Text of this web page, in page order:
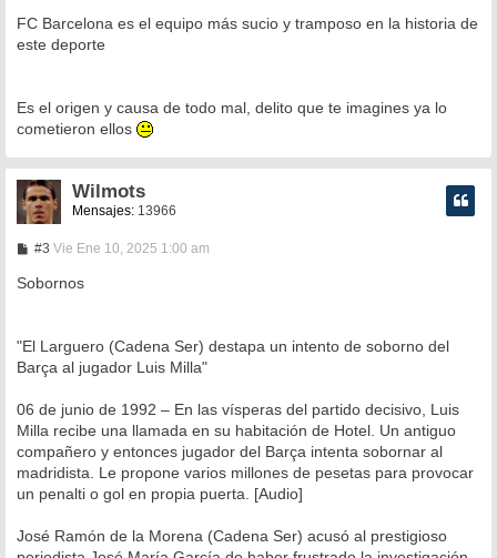
n
a
FC Barcelona es el equipo más sucio y tramposo en la historia de
este deporte
Es el origen y causa de todo mal, delito que te imagines ya lo
cometieron ellos
Wilmots
Mensajes: 13966
#3M
n
e
Vie Ene 10, 2025 1:00 am
Sobornos
"El Larguero (Cadena Ser) destapa un intento de soborno del
Barça al jugador Luis Milla"
06 de junio de 1992 – En las vísperas del partido decisivo, Luis
Milla recibe una llamada en su habitación de Hotel. Un antiguo
compañero y entonces jugador del Barça intenta sobornar al
madridista. Le propone varios millones de pesetas para provocar
un penalti o gol en propia puerta. [Audio]
José Ramón de la Morena (Cadena Ser) acusó al prestigioso